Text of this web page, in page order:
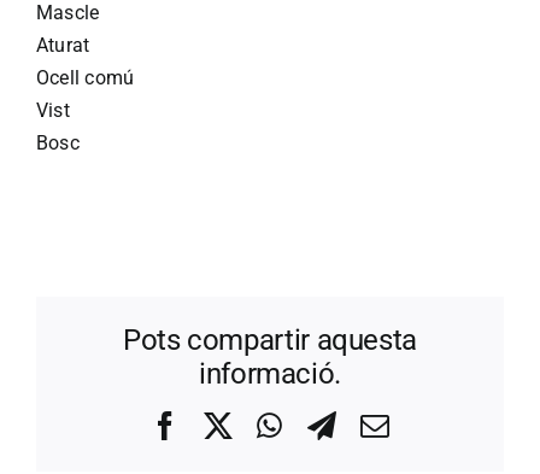
Mascle
Aturat
Ocell comú
Vist
Bosc
Pots compartir aquesta
informació.
FacebookWhatsApp
Telegram
Correo